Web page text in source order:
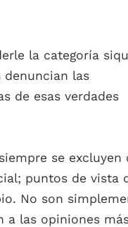
la categoría
denuncian las
de esas verdades
se excluyen
puntos de vista
No son
a las opiniones